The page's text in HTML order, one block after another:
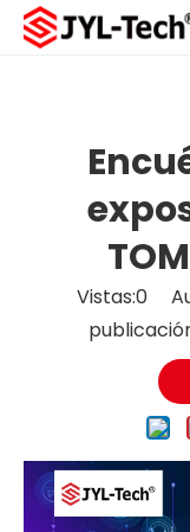
Vistas:0